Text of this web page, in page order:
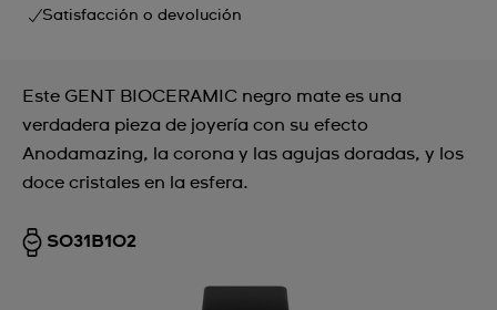
Satisfacción o devolución
Este GENT BIOCERAMIC negro mate es una
verdadera pieza de joyería con su efecto
Anodamazing, la corona y las agujas doradas, y los
doce cristales en la esfera.
SO31B102